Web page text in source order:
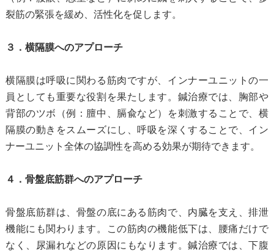
裂筋の緊張を緩め、活性化を促します。
３．横隔膜へのアプローチ
横隔膜は呼吸に関わる筋肉ですが、インナーユニットの一
員としても重要な役割を果たします。鍼治療では、胸部や
背部のツボ（例：膻中、膈兪など）を刺激することで、横
隔膜の動きをスムーズにし、呼吸を深くすることで、イン
ナーユニット全体の協調性を高める効果が期待できます。
４．骨盤底筋群へのアプローチ
骨盤底筋群は、骨盤の底にある筋肉で、内臓を支え、排泄
機能にも関わります。この筋肉の機能低下は、腰痛だけで
なく、尿漏れなどの原因にもなります。鍼治療では、下腹